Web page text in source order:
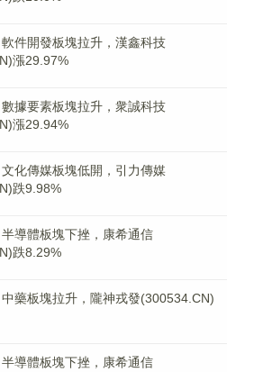
軟件開發板塊拉升，漢鑫科技
漲29.97%
數據要素板塊拉升，衆誠科技
漲29.94%
文化傳媒板塊低開，引力傳媒
跌9.98%
半導體板塊下挫，康希通信
跌8.29%
中藥板塊拉升，隴神戎發(300534.CN)
半導體板塊下挫，康希通信